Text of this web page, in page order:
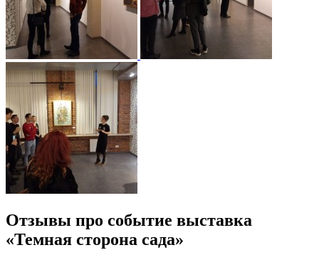
Отзывы про событие выставка
«Темная сторона сада»